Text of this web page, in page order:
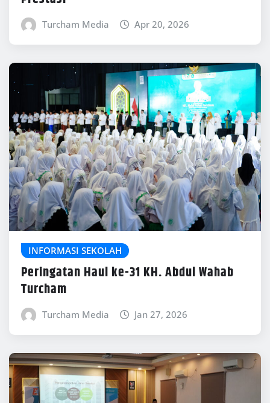
Turcham Media Apr 20, 2026
INFORMASI SEKOLAH
Peringatan Haul ke-31 KH. Abdul Wahab
Turcham
Turcham Media Jan 27, 2026